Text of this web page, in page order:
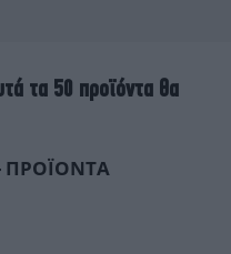
τα 50 προϊόντα θα
ΠΡΟΪΟΝΤΑ